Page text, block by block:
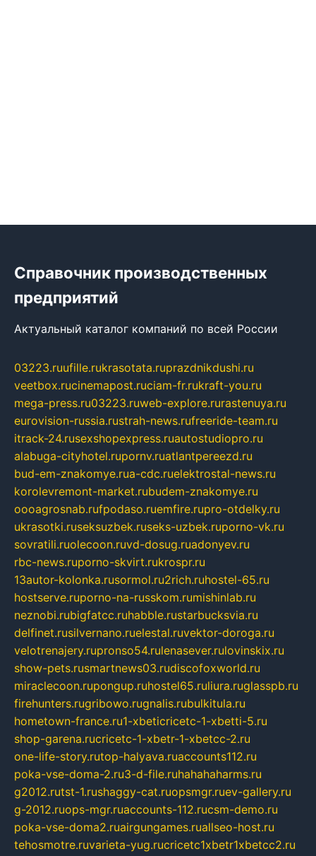
Справочник производственных
предприятий
Актуальный каталог компаний по всей России
03223.ruufille.rukrasotata.ruprazdnikdushi.ru
veetbox.rucinemapost.ruciam-fr.rukraft-you.ru
mega-press.ru03223.ruweb-explore.rurastenuya.ru
eurovision-russia.rustrah-news.rufreeride-team.ru
itrack-24.rusexshopexpress.ruautostudiopro.ru
alabuga-cityhotel.rupornv.ruatlantpereezd.ru
bud-em-znakomye.rua-cdc.ruelektrostal-news.ru
korolevremont-market.rubudem-znakomye.ru
oooagrosnab.rufpodaso.ruemfire.rupro-otdelky.ru
ukrasotki.ruseksuzbek.ruseks-uzbek.ruporno-vk.ru
sovratili.ruolecoon.ruvd-dosug.ruadonyev.ru
rbc-news.ruporno-skvirt.rukrospr.ru
13autor-kolonka.rusormol.ru2rich.ruhostel-65.ru
hostserve.ruporno-na-russkom.rumishinlab.ru
neznobi.rubigfatcc.ruhabble.rustarbucksvia.ru
delfinet.rusilvernano.ruelestal.ruvektor-doroga.ru
velotrenajery.rupronso54.rulenasever.rulovinskix.ru
show-pets.rusmartnews03.rudiscofoxworld.ru
miraclecoon.rupongup.ruhostel65.ruliura.ruglasspb.ru
firehunters.rugribowo.rugnalis.rubulkitula.ru
hometown-france.ru1-xbeticricetc-1-xbetti-5.ru
shop-garena.rucricetc-1-xbetr-1-xbetcc-2.ru
one-life-story.rutop-halyava.ruaccounts112.ru
poka-vse-doma-2.ru3-d-file.ruhahahaharms.ru
g2012.rutst-1.rushaggy-cat.ruopsmgr.ruev-gallery.ru
g-2012.ruops-mgr.ruaccounts-112.rucsm-demo.ru
poka-vse-doma2.ruairgungames.ruallseo-host.ru
tehosmotre.ruvarieta-yug.rucricetc1xbetr1xbetcc2.ru